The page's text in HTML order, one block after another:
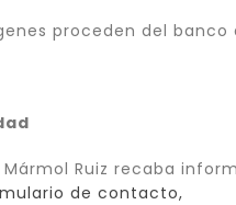
proceden del banco
Mármol Ruiz recaba
de contacto,